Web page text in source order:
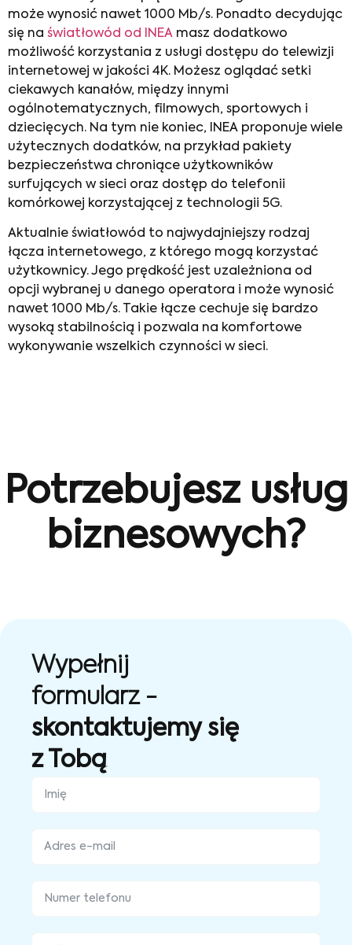
może wynosić nawet 1000 Mb/s. Ponadto decydując
się na światłowód od INEA masz dodatkowo
możliwość korzystania z usługi dostępu do telewizji
internetowej w jakości 4K. Możesz oglądać setki
ciekawych kanałów, między innymi
ogólnotematycznych, filmowych, sportowych i
dziecięcych. Na tym nie koniec, INEA proponuje wiele
użytecznych dodatków, na przykład pakiety
bezpieczeństwa chroniące użytkowników
surfujących w sieci oraz dostęp do telefonii
komórkowej korzystającej z technologii 5G.
Aktualnie światłowód to najwydajniejszy rodzaj
łącza internetowego, z którego mogą korzystać
użytkownicy. Jego prędkość jest uzależniona od
opcji wybranej u danego operatora i może wynosić
nawet 1000 Mb/s. Takie łącze cechuje się bardzo
wysoką stabilnością i pozwala na komfortowe
wykonywanie wszelkich czynności w sieci.
Potrzebujesz usług
biznesowych?
Wypełnij
formularz -
skontaktujemy się
z Tobą